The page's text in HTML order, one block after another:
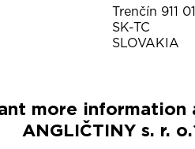
Trenčín 911 01
SK-TC
SLOVAKIA
more information
ANGLIČTINY s. r.